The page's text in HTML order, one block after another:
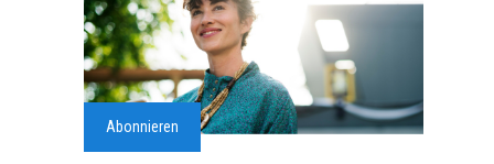
Abonnieren